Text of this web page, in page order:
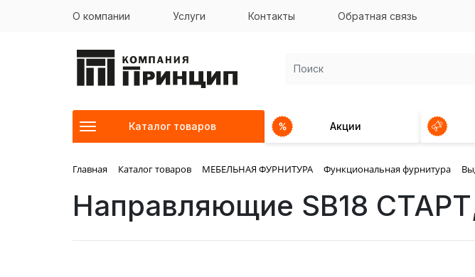
О компании Услуги Контакты Обратная связь
Каталог товаров Акции
Главная Каталог товаров МЕБЕЛЬНАЯ ФУРНИТУРА Функциональная фурнитура
Направляющие SB18